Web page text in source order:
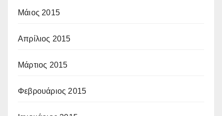
Μάιος 2015
Απρίλιος 2015
Μάρτιος 2015
Φεβρουάριος 2015